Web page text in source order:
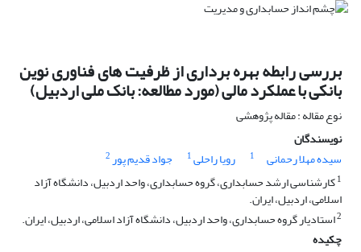
بررسی رابطه بهره برداری از ظرفیت های فناوری نوین
بانکی با عملکرد مالی (مورد مطالعه: بانک ملی اردبیل)
نوع مقاله : مقاله پژوهشی
نویسندگان
سیده مهلا رحمانی
1 رویا راحلی1 جواد قدیم پور2
1کارشناسی ارشد حسابداری، گروه حسابداری، واحد اردبیل، دانشگاه آزاد
اسلامی، اردبیل، ایران.
2استادیار گروه حسابداری، واحد اردبیل، دانشگاه آزاد اسلامی، اردبیل، ایران.
چکیده